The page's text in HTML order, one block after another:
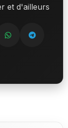
et d'ailleurs